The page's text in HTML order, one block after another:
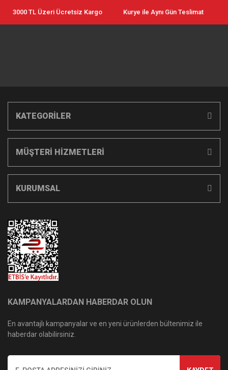
3000 TL Üzeri Ücretsiz Kargo Kurye ile Aynı Gün Teslimat
KATEGORİLER
MÜŞTERİ HİZMETLERİ
KURUMSAL
KAMPANYALARDAN HABERDAR OLUN
En avantajlı kampanyalar ve en yeni ürünlerden bültenimiz ile
haberdar olabilirsiniz.